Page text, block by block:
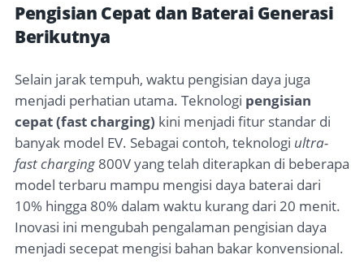
Pengisian Cepat dan Baterai Generasi
Berikutnya
Selain jarak tempuh, waktu pengisian daya juga
menjadi perhatian utama. Teknologi pengisian
cepat (fast charging) kini menjadi fitur standar di
banyak model EV. Sebagai contoh, teknologi ultra-
fast charging 800V yang telah diterapkan di beberapa
model terbaru mampu mengisi daya baterai dari
10% hingga 80% dalam waktu kurang dari 20 menit.
Inovasi ini mengubah pengalaman pengisian daya
menjadi secepat mengisi bahan bakar konvensional.